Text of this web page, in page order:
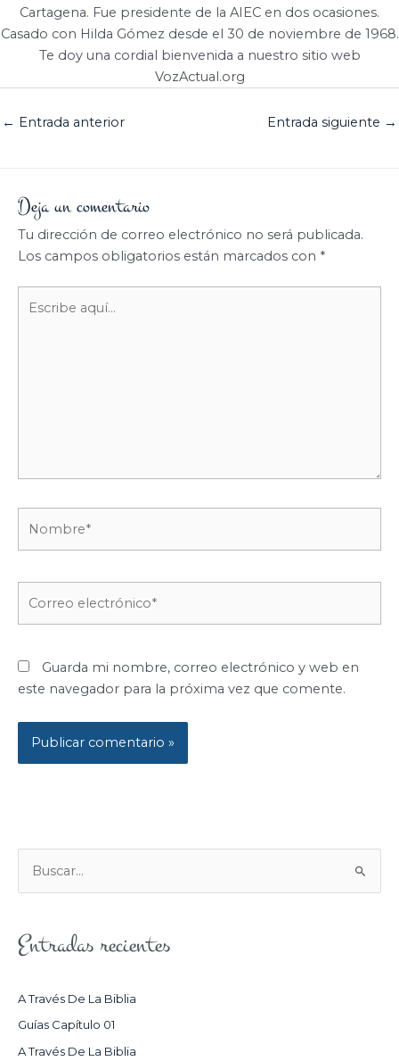
Cartagena. Fue presidente de la AIEC en dos ocasiones.
Casado con Hilda Gómez desde el 30 de noviembre de 1968.
Te doy una cordial bienvenida a nuestro sitio web
VozActual.org
← Entrada anterior Entrada siguiente →
Deja un comentario
Tu dirección de correo electrónico no será publicada.
Los campos obligatorios están marcados con *
aquí...
Guarda mi nombre, correo electrónico y web en
este navegador para la próxima vez que comente.
U
C
Entradas recientes
A Través De La Biblia
Guías Capítulo 01
A Través De La Biblia